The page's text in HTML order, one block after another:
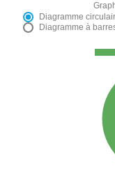
Diagramme
Diagramme à